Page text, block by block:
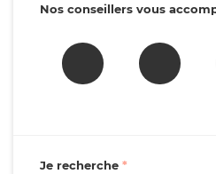
Nos conseillers vous
Je recherche